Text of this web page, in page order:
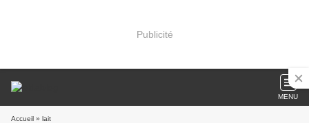
Publicité
MENU
Accueil » lait